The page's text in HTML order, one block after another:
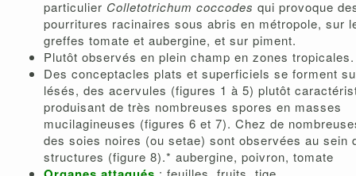
particulier Colletotrichum coccodes qui provoque
pourritures racinaires sous abris en métropole, sur
greffes tomate et aubergine, et sur piment.
Plutôt observés en plein champ en zones tropicales.
Des conceptacles plats et superficiels se forment
lésés, des acervules (figures 1 à 5) plutôt
produisant de très nombreuses spores en masses
mucilagineuses (figures 6 et 7). Chez de
des soies noires (ou setae) sont observées au sein
structures (figure 8).* aubergine, poivron, tomate